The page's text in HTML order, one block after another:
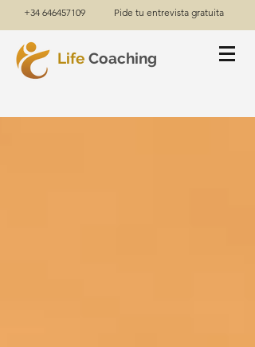
Life Coaching
+34 646457109 Pide tu entrevista gratuita